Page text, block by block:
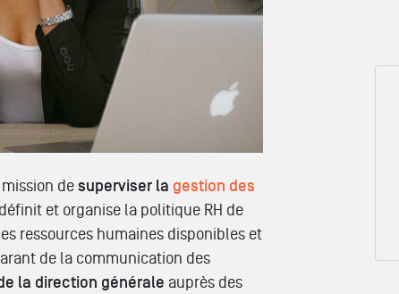
desuperviser la gestion des
et organise la politique RH de
ressources humaines disponibles et
de la communication des
la direction générale auprès des